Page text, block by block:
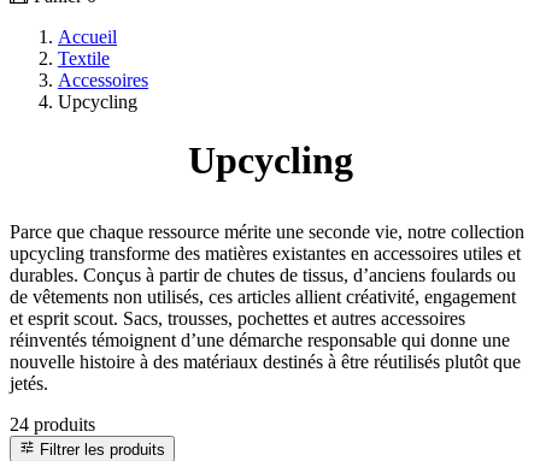
Accueil
Textile
Accessoires
Upcycling
Upcycling
Parce que chaque ressource mérite une seconde vie, notre collection
upcycling transforme des matières existantes en accessoires utiles et
durables. Conçus à partir de chutes de tissus, d’anciens foulards ou
de vêtements non utilisés, ces articles allient créativité, engagement
et esprit scout. Sacs, trousses, pochettes et autres accessoires
réinventés témoignent d’une démarche responsable qui donne une
nouvelle histoire à des matériaux destinés à être réutilisés plutôt que
jetés.
24 produits
tune Filtrer les produits